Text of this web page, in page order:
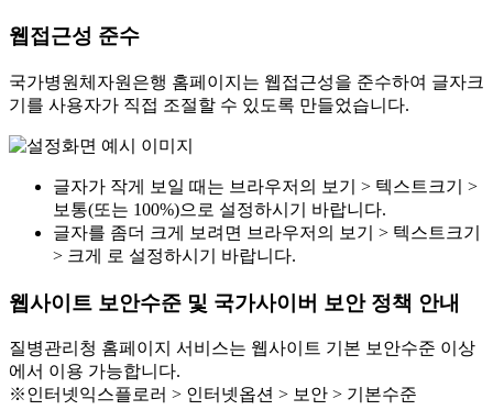
웹접근성 준수
국가병원체자원은행 홈페이지는 웹접근성을 준수하여 글자크
기를 사용자가 직접 조절할 수 있도록 만들었습니다.
글자가 작게 보일 때는 브라우저의 보기 > 텍스트크기 >
보통(또는 100%)으로 설정하시기 바랍니다.
글자를 좀더 크게 보려면 브라우저의 보기 > 텍스트크기
> 크게 로 설정하시기 바랍니다.
웹사이트 보안수준 및 국가사이버 보안 정책 안내
질병관리청 홈페이지 서비스는 웹사이트 기본 보안수준 이상
에서 이용 가능합니다.
※인터넷익스플로러 > 인터넷옵션 > 보안 > 기본수준